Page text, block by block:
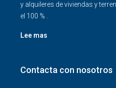
y alquileres de viviendas y
el 100 % .
Lee mas
Contacta con nosotros